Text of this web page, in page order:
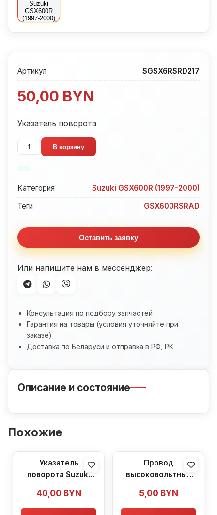
Артикул SGSX6RSRD217
50,00 BYN
Указатель поворота
Количество
товара
Suzuki
GSX600R
2000)
В корзину
Категория
Suzuki GSX600R (1997-2000)
Теги
GSX600RSRAD
Оставить заявку
Или напишите нам в мессенджер:
Консультация по подбору запчастей
Гарантия на товары (условия уточняйте при
заказе)
Доставка по Беларуси и отправка в РФ, РК
Описание и состояние
Похожие
Указатель
поворота Suzuki
2000)
40,00 BYN
Провод
высоковольтный
(1997-2000)
5,00 BYN